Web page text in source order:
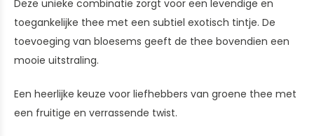
Deze unieke combinatie zorgt voor een levendige en
toegankelijke thee met een subtiel exotisch tintje. De
toevoeging van bloesems geeft de thee bovendien een
mooie uitstraling.
Een heerlijke keuze voor liefhebbers van groene thee met
een fruitige en verrassende twist.